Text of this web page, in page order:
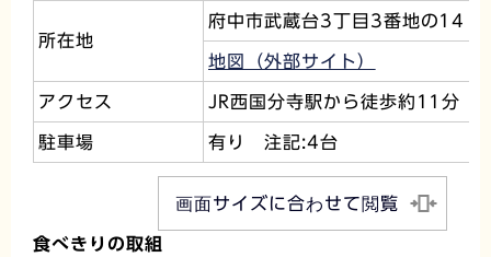
所在地
府中市武蔵台3丁目3番地の14
地図（外部サイト）
アクセス JR西国分寺駅から徒歩約11分
駐車場 有り 注記:4台
画面サイズに合わせて閲覧
食べきりの取組